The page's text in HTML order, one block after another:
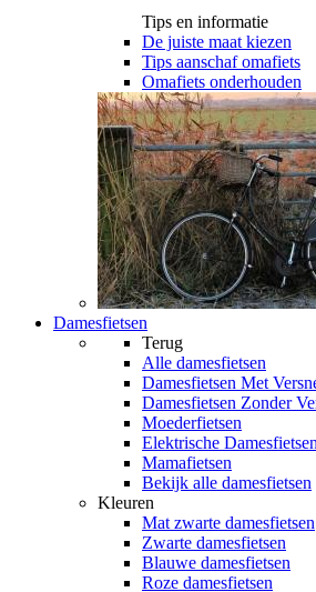
Tips en informatie
De juiste maat kiezen
Tips aanschaf omafiets
Omafiets onderhouden
Damesfietsen
Terug
Alle damesfietsen
Damesfietsen Met
Damesfietsen Zonder
Moederfietsen
Elektrische Damesfietsen
Mamafietsen
Bekijk alle damesfietsen
Kleuren
Mat zwarte damesfietsen
Zwarte damesfietsen
Blauwe damesfietsen
Roze damesfietsen